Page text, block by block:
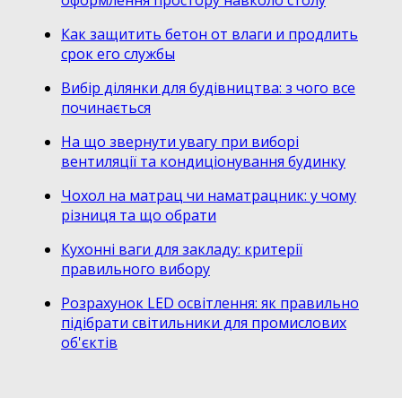
Как защитить бетон от влаги и продлить
срок его службы
Вибір ділянки для будівництва: з чого все
починається
На що звернути увагу при виборі
вентиляції та кондиціонування будинку
Чохол на матрац чи наматрацник: у чому
різниця та що обрати
Кухонні ваги для закладу: критерії
правильного вибору
Розрахунок LED освітлення: як правильно
підібрати світильники для промислових
об'єктів